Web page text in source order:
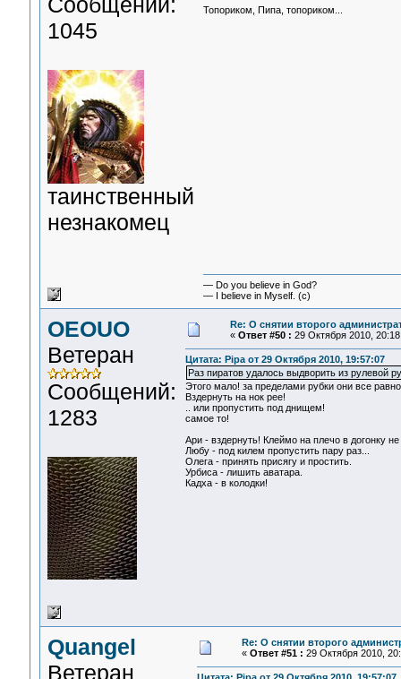
1045
таинственный
незнакомец
Топориком, Пипа, топориком...
— Do you believe in God?
— I believe in Myself. (c)
OEOUO
Ветеран
Сообщений:
1283
Re: О снятии второго
« Ответ #50 : 29 Октября 2010,
Цитата: Pipa от 29 Октября 2010, 19:57:07
Раз пиратов удалось выдворить из рулевой
Этого мало! за пределами рубки они все
Вздернуть на нок рее!
.. или пропустить под днищем!
самое то!
Ари - вздернуть! Клеймо на плечо в догонку
Любу - под килем пропустить пару раз...
Олега - принять присягу и простить.
Урбиса - лишить аватара.
Кадха - в колодки!
Quangel
Ветеран
Re: О снятии второго
« Ответ #51 : 29 Октября 2010,